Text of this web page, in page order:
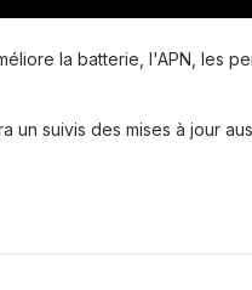
la batterie, l'APN, les
un suivis des mises à jour